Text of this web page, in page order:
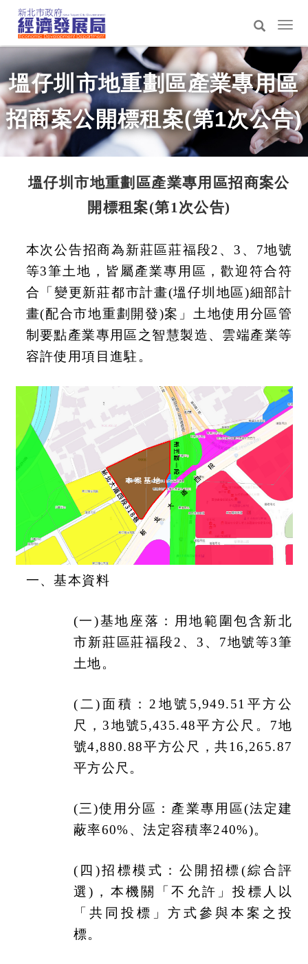
要
內
容
區
選
切
換
搜
塭仔圳市地重劃區產業專用區
招商案公開標租案(第1次公告)
塭仔圳市地重劃區產業專用區招商案公
開標租案(第1次公告)
本次公告招商為新莊區莊福段2、3、7地號
等3筆土地，皆屬產業專用區，歡迎符合符
合「變更新莊都市計畫(塭仔圳地區)細部計
畫(配合市地重劃開發)案」土地使用分區管
制要點產業專用區之智慧製造、雲端產業等
容許使用項目進駐。
一、基本資料
(一)基地座落：用地範圍包含新北
市新莊區莊福段2、3、7地號等3筆
土地。
(二)面積：2地號5,949.51平方公
尺，3地號5,435.48平方公尺。7地
號4,880.88平方公尺，共16,265.87
平方公尺。
(三)使用分區：產業專用區(法定建
蔽率60%、法定容積率240%)。
( 四)招標模式：公開招標(綜合評
選)，本機關「不允許」投標人以
「共同投標」方式參與本案之投
標。